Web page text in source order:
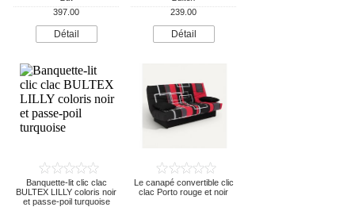
397.00
Détail
239.00
Détail
Banquette-lit clic clac
BULTEX LILLY coloris noir
et passe-poil turquoise
Le canapé convertible clic
clac Porto rouge et noir